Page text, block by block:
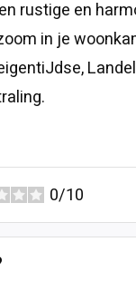
​​rustige en
in je
0/10